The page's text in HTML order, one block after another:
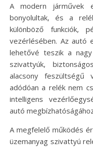
A modern járművek
bonyolultak, és a
különböző funkciók,
vezérlésében. Az autó
lehetővé teszik a
szivattyúk,
alacsony feszültségű
adódóan a relék nem
intelligens
autó
A megfelelő működés
üzemanyag szivattyú